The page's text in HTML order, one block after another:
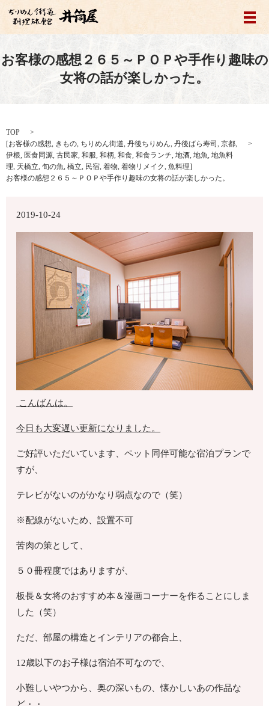
メ
お客様の感想２６５～ＰＯＰや手作り趣味の
女将の話が楽しかった。
TOP
[お客様の感想, きもの, ちりめん街道, 丹後ちりめん, 丹後ばら寿司 , 京都,
伊根, 医食同源, 古民家, 和服, 和柄, 和食, 和食ランチ, 地酒, 地魚, 地魚料
理, 天橋立, 旬の魚, 橋立, 民宿, 着物, 着物リメイク, 魚料理]
お客様の感想２６５～ＰＯＰや手作り趣味の女将の話が楽しかった。
2019-10-24
こんばんは。
今日も大変遅い更新になりました。
ご好評いただいています、ペット同伴可能な宿泊プランで
すが、
テレビがないのがかなり弱点なので（笑）
※配線がないため、設置不可
苦肉の策として、
５０冊程度ではありますが、
板長＆女将のおすすめ本＆漫画コーナーを作ることにしま
した（笑）
ただ、部屋の構造とインテリアの都合上、
12歳以下のお子様は宿泊不可なので、
小難しいやつから、奥の深いもの、懐かしいあの作品な